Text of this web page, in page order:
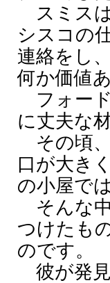
スミス
シスコの
連絡をし
何か価値
フォー
に丈夫な
その頃
口が大き
の小屋で
そんな
つけたも
のです。
彼が発